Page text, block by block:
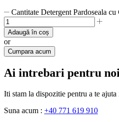
Cantitate Detergent Pardoseala
Adaugă în coș
or
Cumpara acum
Ai intrebari pentru
Iti stam la dispozitie pentru a te ajuta
Suna acum : +40 771 619 910